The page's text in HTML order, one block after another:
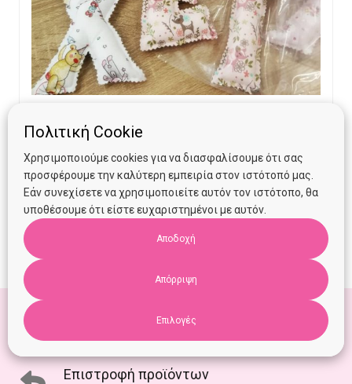
€ 5.00
Προσθήκη στο καλάθι
Δωρεάν Μεταφορικά
Δωρεάν μεταφορικά για αγορές άνω των 39€.
Επιστροφή προϊόντων
Πολιτική Cookie
Χρησιμοποιούμε cookies για να διασφαλίσουμε ότι σας
προσφέρουμε την καλύτερη εμπειρία στον ιστότοπό μας.
Εάν συνεχίσετε να χρησιμοποιείτε αυτόν τον ιστότοπο, θα
υποθέσουμε ότι είστε ευχαριστημένοι με αυτόν.
Αποδοχή
Απόρριψη
Επιλογές